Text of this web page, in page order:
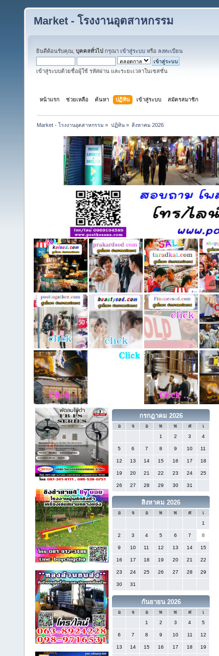
Market - โรงงานอุตสาหกรรม
ยินดีต้อนรับคุณ, บุคคลทั่วไป กรุณา เข้าสู่ระบบ หรือ ลงทะเบียน
เข้าสู่ระบบด้วยชื่อผู้ใช้ รหัสผ่าน และระยะเวลาในเซสชั่น
หน้าแรก ช่วยเหลือ ค้นหา ปฏิทิน เข้าสู่ระบบ สมัครสมาชิก
Market - โรงงานอุตสาหกรรม » ปฏิทิน» สิงหาคม 2026
กรกฎาคม 2026
อ จ อ พ พ ศ
เ
1
2 3 4
5 6 7 8 9 10 11
12 13 14 15 16 17 18
19 20 21 22 23 24 25
26 27 28 29 30 31
สิงหาคม 2026
อ จ อ พ พ ศ
เ
1
2 3 4 5 6 7 8
9 10 11 12 13 14 15
16 17 18 19 20 21 22
23 24 25 26 27 28 29
30 31
กันยายน 2026
อ จ อ พ พ ศ
เ
1
2 3 4 5
6 7 8 9 10 11 12
13 14 15 16 17 18 19